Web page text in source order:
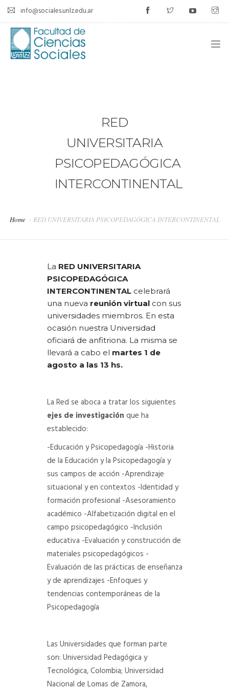
info@sociales.unlz.edu.ar
CALENDARIO ACADÉMICO
SIU-GUARANÍ
RADIO CONURBANA
RED
UNIVERSITARIA
PSICOPEDAGÓGICA
INTERCONTINENTAL
Home RED UNIVERSITARIA PSICOPEDAGÓGICA INTERCONTINENTAL
La RED UNIVERSITARIA
PSICOPEDAGÓGICA
INTERCONTINENTALcelebrará
una nueva reunión virtualcon sus
universidades miembros. En esta
ocasión nuestra Universidad
oficiará de anfitriona. La misma se
llevará a cabo el martes 1 de
agosto a las 13 hs.
La Red se aboca a tratar los siguientes
ejes de investigación que ha
establecido:
-Educación y Psicopedagogía -Historia
de la Educación y la Psicopedagogía y
sus campos de acción -Aprendizaje
situacional y en contextos -Identidad y
formación profesional -Asesoramiento
académico -Alfabetización digital en el
campo psicopedagógico -Inclusión
educativa -Evaluación y construcción de
materiales psicopedagógicos -
Evaluación de las prácticas de enseñanza
y de aprendizajes -Enfoques y
tendencias contemporáneas de la
Psicopedagogía
Las Universidades que forman parte
son: Universidad Pedagógica y
Tecnológica, Colombia; Universidad
Nacional de Lomas de Zamora,